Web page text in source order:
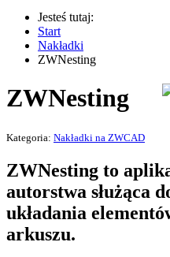
Jesteś tutaj:
Start
Nakładki
ZWNesting
ZWNesting
Kategoria: Nakładki na ZWCAD
ZWNesting to
autorstwa służąca
układania
arkuszu.